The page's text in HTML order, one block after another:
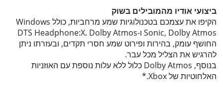
ביצועי אודיו מהמובילים בשוק
הקיפו את עצמכם בטכנולוגיות שמע מרחביות, כולל Windows
Sonic, Dolby Atmos ו-DTS Headphone:X. Dolby Atmos
החושף עומק, בהירות ופירוט שמע חסרי תקדים, ובעזרתו ניתן
להרגיש את הצליל מכל עבר.
בנוסף, Dolby Atmos כלול ללא עלות נוספת עם האוזניות
האלחוטיות של Xbox.*